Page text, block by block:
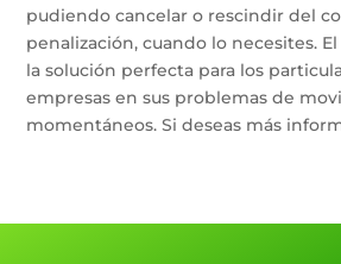
pudiendo cancelar o rescindir del
penalización, cuando lo necesites.
la solución perfecta para los
empresas en sus problemas de
momentáneos. Si deseas más